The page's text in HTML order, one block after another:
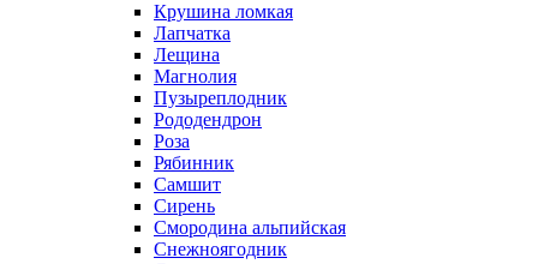
Крушина ломкая
Лапчатка
Лещина
Магнолия
Пузыреплодник
Рододендрон
Роза
Рябинник
Самшит
Сирень
Смородина альпийская
Снежноягодник